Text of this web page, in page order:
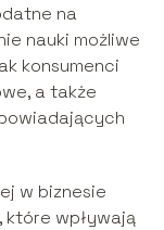
na
nauki możliwe
konsumenci
a także
w biznesie
wpływają